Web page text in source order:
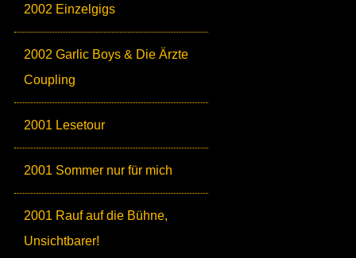
2002 Einzelgigs
2002 Garlic Boys & Die Ärzte
Coupling
2001 Lesetour
2001 Sommer nur für mich
2001 Rauf auf die Bühne,
Unsichtbarer!